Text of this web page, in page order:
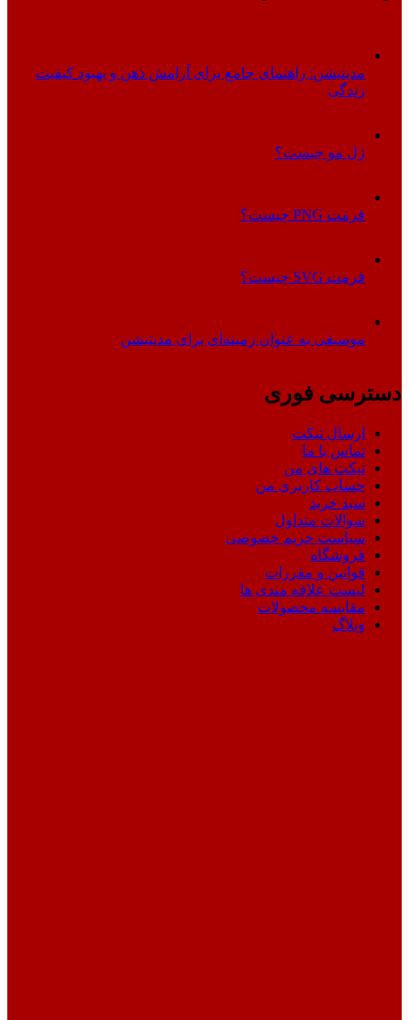
مدیتیشن: راهنمای جامع برای آرامش ذهن و بهبود کیفیت
زندگی
ژل مو چیست؟
فرمت PNG چیست؟
فرمت SVG چیست؟
موسیقی به عنوان زمینه‌ای برای مدیتیشن
دسترسی فوری
ارسال تیکت
تماس با ما
تیکت های من
حساب کاربری من
سبد خرید
سوالات متداول
سیاست حریم خصوصی
فروشگاه
قوانین و مقررات
لیست علاقه مندی ها
مقایسه محصولات
وبلاگ